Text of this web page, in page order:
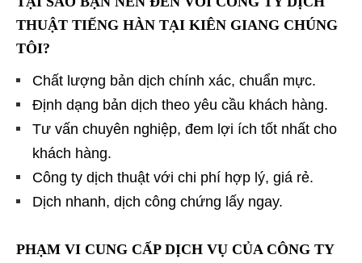
THUẬT TIẾNG HÀN TẠI KIÊN GIANG CHÚNG
TÔI?
Chất lượng bản dịch chính xác, chuẩn mực.
Định dạng bản dịch theo yêu cầu khách hàng.
Tư vấn chuyên nghiệp, đem lợi ích tốt nhất cho
khách hàng.
Công ty dịch thuật với chi phí hợp lý, giá rẻ.
Dịch nhanh, dịch công chứng lấy ngay.
PHẠM VI CUNG CẤP DỊCH VỤ CỦA CÔNG TY